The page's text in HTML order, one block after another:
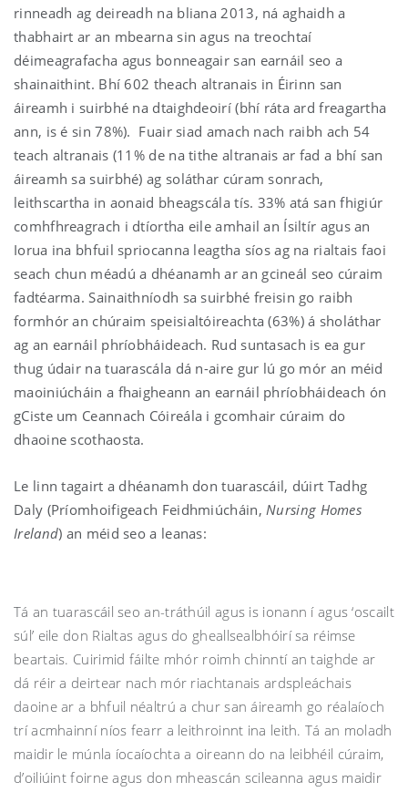
rinneadh ag deireadh na bliana 2013, ná aghaidh a
thabhairt ar an mbearna sin agus na treochtaí
déimeagrafacha agus bonneagair san earnáil seo a
shainaithint. Bhí 602 theach altranais in Éirinn san
áireamh i suirbhé na dtaighdeoirí (bhí ráta ard freagartha
ann, is é sin 78%). Fuair siad amach nach raibh ach 54
teach altranais (11% de na tithe altranais ar fad a bhí san
áireamh sa suirbhé) ag soláthar cúram sonrach,
leithscartha in aonaid bheagscála tís. 33% atá san fhigiúr
comhfhreagrach i dtíortha eile amhail an Ísiltír agus an
Iorua ina bhfuil spriocanna leagtha síos ag na rialtais faoi
seach chun méadú a dhéanamh ar an gcineál seo cúraim
fadtéarma. Sainaithníodh sa suirbhé freisin go raibh
formhór an chúraim speisialtóireachta (63%) á sholáthar
ag an earnáil phríobháideach. Rud suntasach is ea gur
thug údair na tuarascála dá n-aire gur lú go mór an méid
maoiniúcháin a fhaigheann an earnáil phríobháideach ón
gCiste um Ceannach Cóireála i gcomhair cúraim do
dhaoine scothaosta.
Le linn tagairt a dhéanamh don tuarascáil, dúirt Tadhg
Daly (Príomhoifigeach Feidhmiúcháin,Nursing Homes
Ireland) an méid seo a leanas:
Tá an tuarascáil seo an-tráthúil agus is ionann í agus ‘oscailt
súl’ eile don Rialtas agus do gheallsealbhóirí sa réimse
beartais. Cuirimid fáilte mhór roimh chinntí an taighde ar
dá réir a deirtear nach mór riachtanais ardspleáchais
daoine ar a bhfuil néaltrú a chur san áireamh go réalaíoch
trí acmhainní níos fearr a leithroinnt ina leith. Tá an moladh
maidir le múnla íocaíochta a oireann do na leibhéil cúraim,
d’oiliúint foirne agus don mheascán scileanna agus maidir